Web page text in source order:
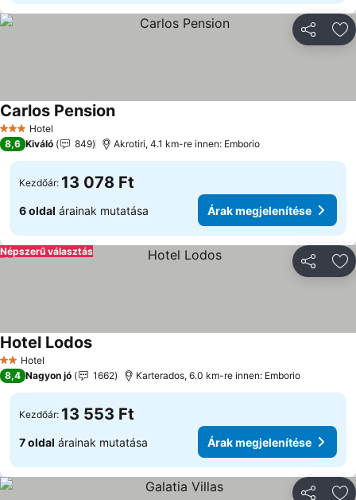
3 Kategória
Hotel
Carlos Pension
8,6 Kiváló 849 Akrotiri, 4.1 km-re innen: Emborio
Kezdőár: 13 078 Ft
6 oldal árainak mutatása Árak megjelenítése
Népszerű választás
2 Kategória
Hotel
Hotel Lodos
8,4 Nagyon jó 1662 Karterados, 6.0 km-re innen: Emborio
Kezdőár: 13 553 Ft
7 oldal árainak mutatása Árak megjelenítése